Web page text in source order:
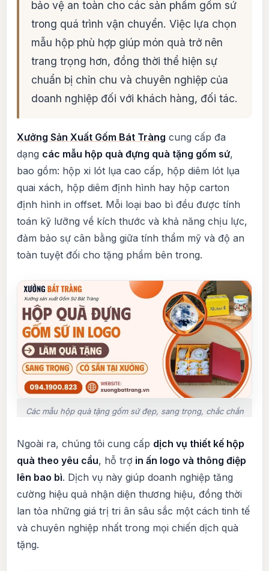
bảo vệ an toàn cho các sản phẩm gốm sứ
trong quá trình vận chuyển. Việc lựa chọn
mẫu hộp phù hợp giúp món quà trở nên
trang trọng hơn, đồng thời thể hiện sự
chuẩn bị chỉn chu và chuyên nghiệp của
doanh nghiệp đối với khách hàng, đối tác.
Xưởng Sản Xuất Gốm Bát Tràng cung cấp đa
dạng các mẫu hộp quà đựng quà tặng gốm sứ,
bao gồm: hộp xi lót lụa cao cấp, hộp diêm lót lụa
quai xách, hộp diêm định hình hay hộp carton
định hình in offset. Mỗi loại bao bì đều được tính
toán kỹ lưỡng về kích thước và khả năng chịu lực,
đảm bảo sự cân bằng giữa tính thẩm mỹ và độ an
toàn tuyệt đối cho tặng phẩm bên trong.
Các mẫu hộp quà tặng gốm sứ đẹp, sang trọng, chắc chắn
Ngoài ra, chúng tôi cung cấp dịch vụ thiết kế hộp
quà theo yêu cầu, hỗ trợ in ấn logo và thông điệp
lên bao bì. Dịch vụ này giúp doanh nghiệp tăng
cường hiệu quả nhận diện thương hiệu, đồng thời
lan tỏa những giá trị tri ân sâu sắc một cách tinh tế
và chuyên nghiệp nhất trong mọi chiến dịch quà
tặng.